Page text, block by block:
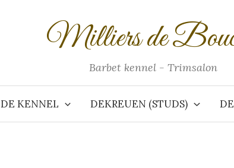
Milliers de
Barbet kennel - Trimsalon
DE KENNEL DEKREUEN (STUDS)